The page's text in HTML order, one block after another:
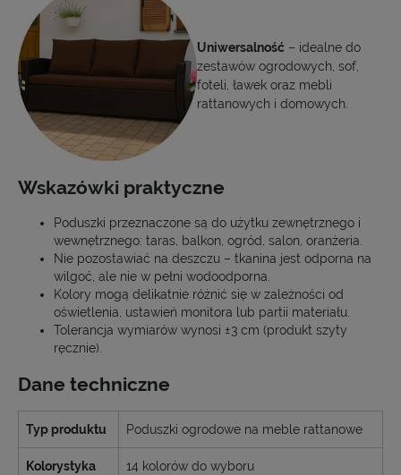
Uniwersalność – idealne do
zestawów ogrodowych, sof,
foteli, ławek oraz mebli
rattanowych i domowych.
Wskazówki praktyczne
Poduszki przeznaczone są do użytku zewnętrznego i
wewnętrznego: taras, balkon, ogród, salon, oranżeria.
Nie pozostawiać na deszczu – tkanina jest odporna na
wilgoć, ale nie w pełni wodoodporna.
Kolory mogą delikatnie różnić się w zależności od
oświetlenia, ustawień monitora lub partii materiału.
Tolerancja wymiarów wynosi ±3 cm (produkt szyty
ręcznie).
Dane techniczne
Typ produktu Poduszki ogrodowe na meble rattanowe
Kolorystyka 14 kolorów do wyboru